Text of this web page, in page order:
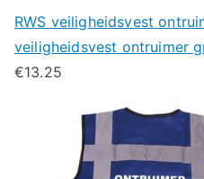
RWS veiligheidsvest
veiligheidsvest ontruimer
€13.25